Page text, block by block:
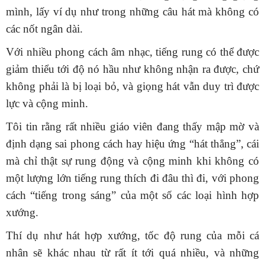
mình, lấy ví dụ như trong những câu hát mà không có
các nốt ngân dài.
Với nhiều phong cách âm nhạc, tiếng rung có thể được
giảm thiểu tới độ nó hầu như không nhận ra được, chứ
không phải là bị loại bỏ, và giọng hát vẫn duy trì được
lực và cộng minh.
Tôi tin rằng rất nhiều giáo viên đang thấy mập mờ và
định dạng sai phong cách hay hiệu ứng “hát thẳng”, cái
mà chỉ thật sự rung động và cộng minh khi không có
một lượng lớn tiếng rung thích đi đâu thì đi, với phong
cách “tiếng trong sáng” của một số các loại hình hợp
xướng.
Thí dụ như hát hợp xướng, tốc độ rung của mỗi cá
nhân sẽ khác nhau từ rất ít tới quá nhiều, và những